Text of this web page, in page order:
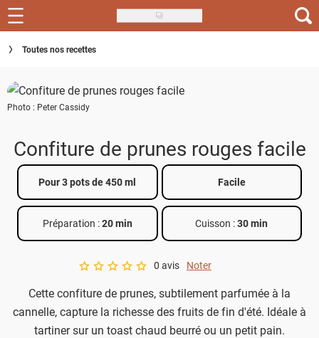
Skip
to
main
Recettes
Inspirations
Conseils
Menu de la semaine
Actus
Téléchargez l'app Saveurs Recettes
Index des recettes
Toutes nos recettes
Photo : Peter Cassidy
Confiture de prunes rouges facile
Pour 3 pots de 450 ml Facile
Préparation :20 min Cuisson :30 min
A star rating of 0 out of 5.
0 avis Noter
Cette confiture de prunes, subtilement parfumée à la
cannelle, capture la richesse des fruits de fin d'été. Idéale à
tartiner sur un toast chaud beurré ou un petit pain.